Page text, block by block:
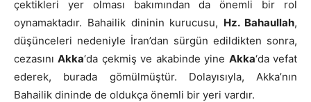
çektikleri yer olması bakımından da önemli bir rol
oynamaktadır. Bahailik dininin kurucusu, Hz. Bahaullah,
düşünceleri nedeniyle İran’dan sürgün edildikten sonra,
cezasınıAkka‘da çekmiş ve akabinde yine Akka‘da vefat
ederek, burada gömülmüştür. Dolayısıyla, Akka’nın
Bahailik dininde de oldukça önemli bir yeri vardır.